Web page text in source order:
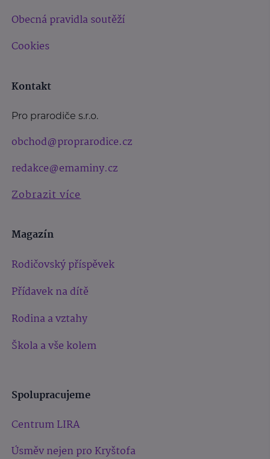
Obecná pravidla soutěží
Cookies
Kontakt
Pro prarodiče s.r.o.
obchod@proprarodice.cz
redakce@emaminy.cz
Zobrazit více
Magazín
Rodičovský příspěvek
Přídavek na dítě
Rodina a vztahy
Škola a vše kolem
Spolupracujeme
Centrum LIRA
Úsměv nejen pro Kryštofa